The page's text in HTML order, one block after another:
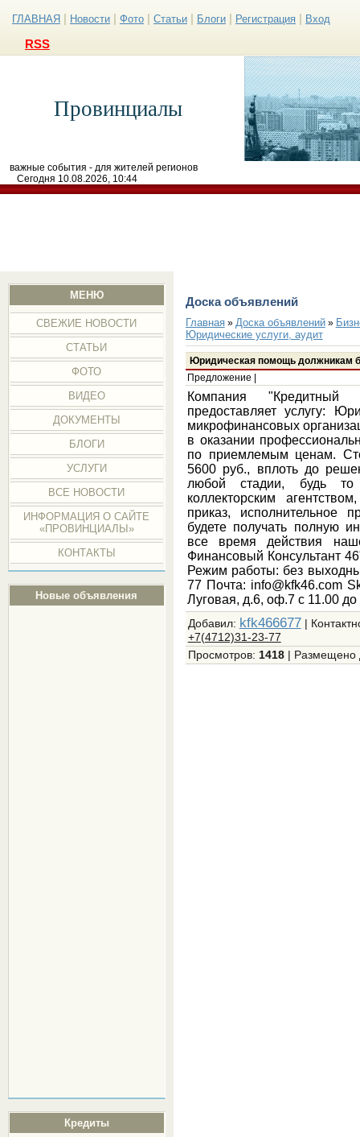
ГЛАВНАЯ Новости Фото Статьи Блоги Регистрация Вход
RSS
Провинциалы
важные события - для жителей регионов
Сегодня 10.08.2026, 10:44
МЕНЮ
СВЕЖИЕ НОВОСТИ
СТАТЬИ
ФОТО
ВИДЕО
ДОКУМЕНТЫ
БЛОГИ
УСЛУГИ
ВСЕ НОВОСТИ
ИНФОРМАЦИЯ О САЙТЕ
«ПРОВИНЦИАЛЫ»
КОНТАКТЫ
Новые объявления
Кредиты
Доска объявлений
Главная» Доска объявлений»
Юридические услуги, аудит
Юридическая помощь должникам
Предложение |
Компания
предоставляет услугу:
микрофинансовых
в оказании
по приемлемым ценам.
5600 руб., вплоть до
любой стадии, будь то
коллекторским
приказ, исполнительное
будете получать полную
все время действия
Финансовый Консультант
Режим работы: без
77 Почта: info@kfk46.com
Луговая, д.6, оф.7 с 11.00 до
Добавил: kfk466677|
+7(4712)31-23-77
Просмотров: 1418| Размещено